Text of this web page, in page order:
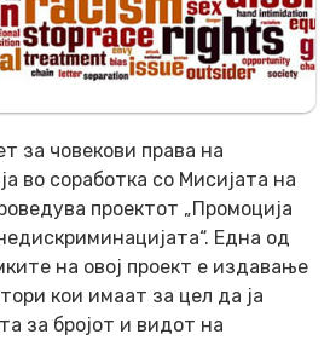
за човекови права на
во соработка со Мисијата на
проектот „Промоција
Една од
на овој проект е издавање
кои имаат за цел да ја
за бројот и видот на